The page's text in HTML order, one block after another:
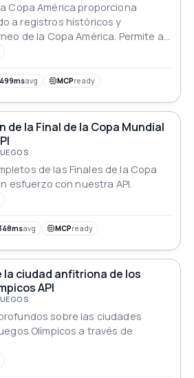
Copa América proporciona
a registros históricos y
de la Copa América. Permite a
detalles específicos como los
de rendimiento a través
avg MCPready
de la Final de la Copa Mundial
de las Finales de la Copa
esfuerzo con nuestra API.
avg MCPready
la ciudad anfitriona de los
API
sobre las ciudades
Olímpicos a través de